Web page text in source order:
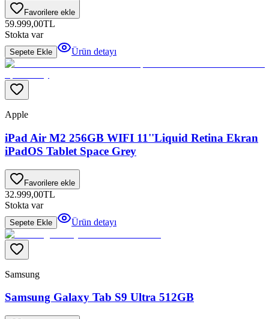
Favorilere ekle
59.999,00TL
Stokta var
Sepete Ekle Ürün detayı
Apple
iPad Air M2 256GB WIFI 11''Liquid Retina Ekran
iPadOS Tablet Space Grey
Favorilere ekle
32.999,00TL
Stokta var
Sepete Ekle Ürün detayı
Samsung
Samsung Galaxy Tab S9 Ultra 512GB